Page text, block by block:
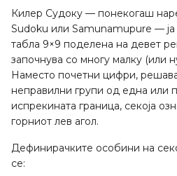
Килер Судоку — понекогаш
Sudoku или Samunamupure — ја
табла 9×9 поделена на девет
започнува со многу малку (или
Наместо почетни цифри,
неправилни групи од една или
испрекината граница, секоја
горниот лев агол.
Дефинирачките особини на
се: